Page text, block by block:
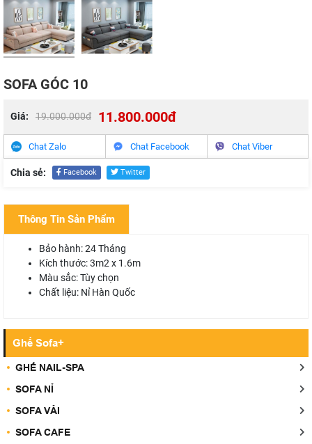
SOFA GÓC 10
Giá: 19.000.000đ 11.800.000đ
Chat Zalo Chat Facebook Chat Viber
Chia sẻ: Facebook Twitter
Thông Tin Sản Phẩm
Bảo hành: 24 Tháng
Kích thước: 3m2 x 1.6m
Màu sắc: Tùy chọn
Chất liệu: Nỉ Hàn Quốc
Ghế Sofa+
GHẾ NAIL-SPA
SOFA NỈ
SOFA VẢI
SOFA CAFE